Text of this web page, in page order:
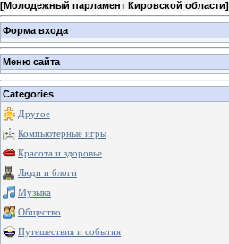
[Молодежный парламент Кировской области]
Форма входа
Меню сайта
Categories
Другое
Компьютерные игры
Красота и здоровье
Люди и блоги
Музыка
Общество
Путешествия и события